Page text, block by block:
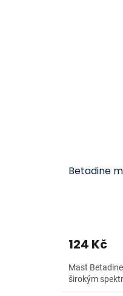
Betadine
124 Kč
Mast
širokým